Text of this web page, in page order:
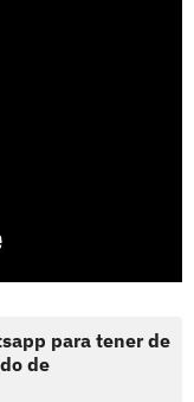
para tener de
de